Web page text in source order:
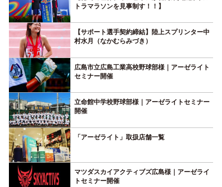
トラマラソンを見事制す！！】
【サポート選手契約締結】陸上スプリンター中
村水月（なかむらみづき）
広島市立広島工業高校野球部様｜アーゼライト
セミナー開催
立命館中学校野球部様｜アーゼライトセミナー
開催
「アーゼライト」取扱店舗一覧
マツダスカイアクティブズ広島様｜アーゼライ
トセミナー開催